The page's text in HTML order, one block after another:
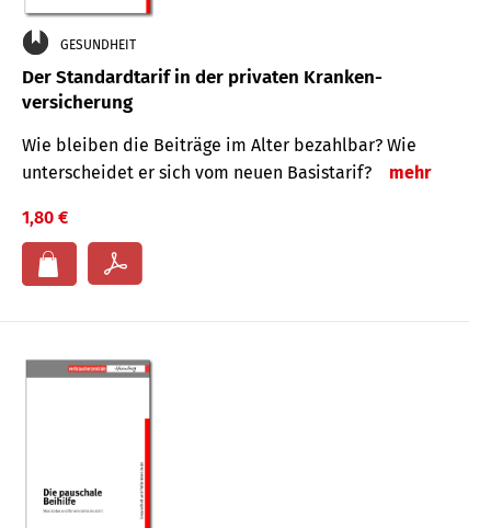
GESUNDHEIT
Der Standard­tarif in der privaten Kranken­
versicherung
Wie bleiben die Beiträge im Alter bezahlbar? Wie
unterscheidet er sich vom neuen Basistarif?
mehr
1,80 €